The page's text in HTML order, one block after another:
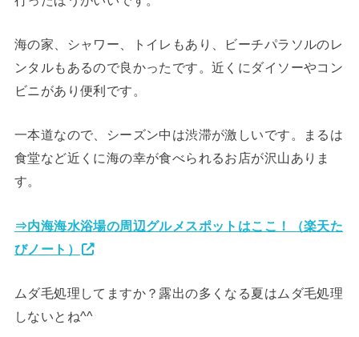
海の家、シャワー、トイレもあり、ビーチパラソルのレ
ンタルもあるので良かったです。近くにダイソーやコン
ビニがあり便利です。
一本道なので、シーズン中は渋滞が激しいです。まるは
食堂など近くに海の幸が食べられるお店が沢山ありま
す。
⇒内海海水浴場の周辺グルメスポットはここ！（楽天た
びノート）
ムダ毛処理してますか？露出の多くなる夏はムダ毛処理
しないとね^^